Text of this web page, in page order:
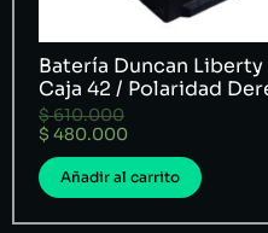
Batería Duncan
Caja 42 / Polaridad
$610.000
$ 480.000
Añadir al carrito